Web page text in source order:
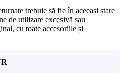
trebuie să fie în aceeași stare
de utilizare excesivă sau
cu toate accesoriile și